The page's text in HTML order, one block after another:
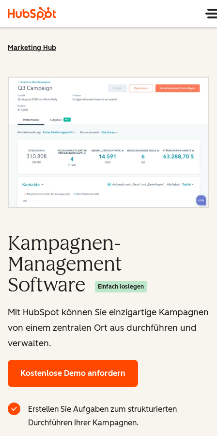
Marketing Hub
Kampagnen-
Management
Software
Einfach loslegen
Mit HubSpot können Sie einzigartige Kampagnen
von einem zentralen Ort aus durchführen und
verwalten.
Kostenlose Demo anfordern
Erstellen Sie Aufgaben zum strukturierten
Durchführen Ihrer Kampagnen.